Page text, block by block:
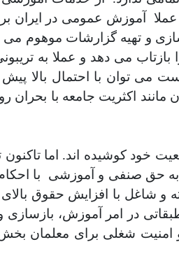
و تهیه گزارشات موهوم می
می دهد و عملا به
می توان با احتمال بالا
اکثریت جامعه با
خود کوشیده اند. اما
به حق صنفی و آموزشی
با
و شاغل با افزایش حقوق
در امر آموزش،
شغلی برای معلمان